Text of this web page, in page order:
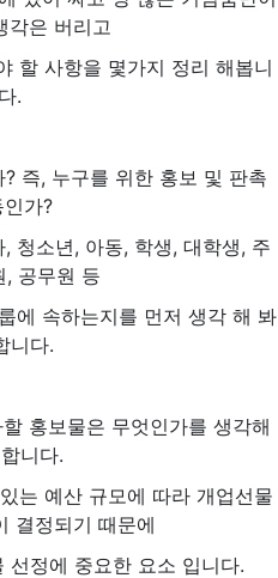
각은 버리고
할 사항을 몇가지 정리 해봅니
다.
즉, 누구를 위한 홍보 및 판촉
인가?
청소년, 아동, 학생, 대학생, 주
, 공무원 등
에 속하는지를 먼저 생각 해 봐
니다.
홍보물은 무엇인가를 생각해
니다.
는 예산 규모에 따라 개업선물
결정되기 때문에
선정에 중요한 요소 입니다.